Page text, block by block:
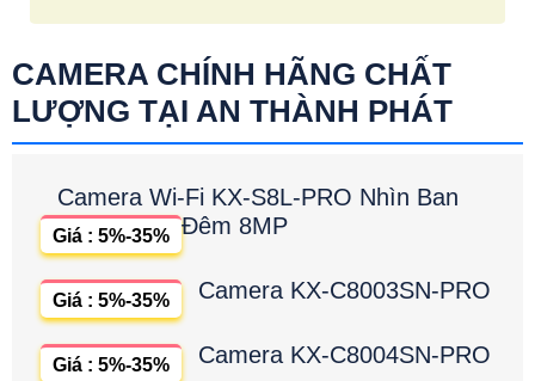
CAMERA CHÍNH HÃNG CHẤT
LƯỢNG TẠI AN THÀNH PHÁT
Camera Wi-Fi KX-S8L-PRO Nhìn Ban
Đêm 8MP
Giá : 5%-35%
Camera KX-C8003SN-PRO
Giá : 5%-35%
Camera KX-C8004SN-PRO
Giá : 5%-35%